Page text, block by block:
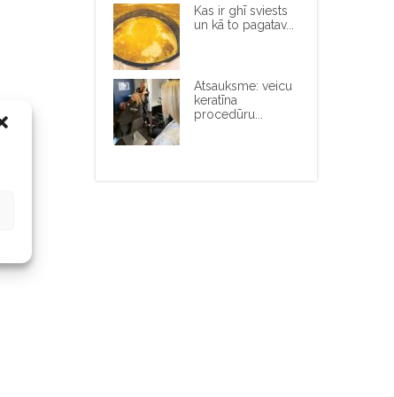
Kas ir ghī sviests
un kā to pagatav...
Atsauksme: veicu
keratīna
procedūru...